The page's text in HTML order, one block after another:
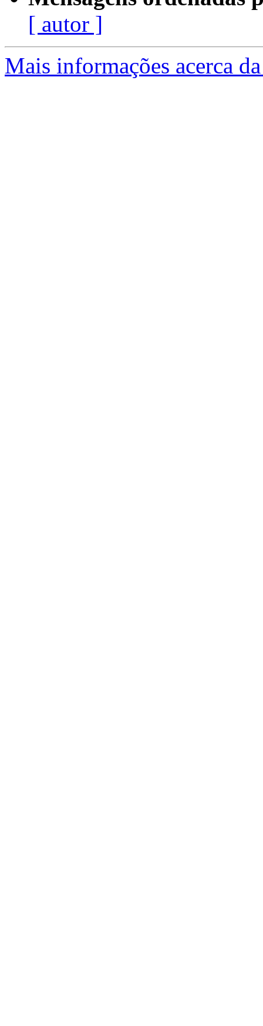
[ autor ]
Mais informações acerca